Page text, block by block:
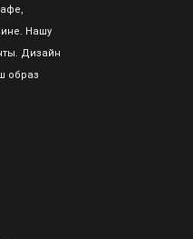
Нашу
Дизайн
образ